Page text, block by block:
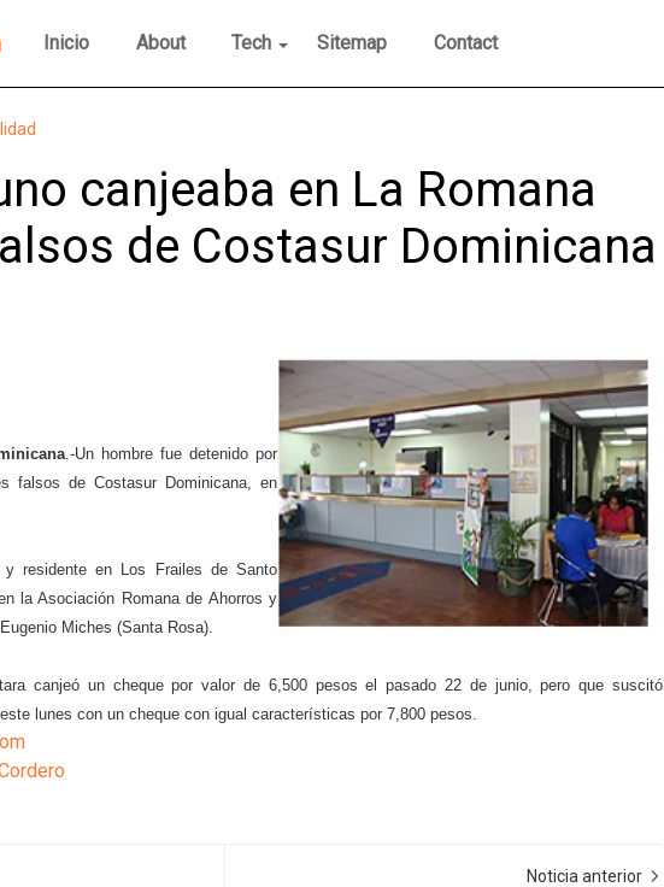
Inicio About Tech Sitemap Contact
canjeaba en La Romana
de Costasur Dominicana
.-Un hombre fue detenido por
falsos de Costasur Dominicana, en
residente en Los Frailes de Santo
la Asociación Romana de Ahorros y
Miches (Santa Rosa).
canjeó un cheque por valor de 6,500 pesos el pasado 22 de junio, pero que suscitó
lunes con un cheque con igual características por 7,800 pesos.
Noticia anterior